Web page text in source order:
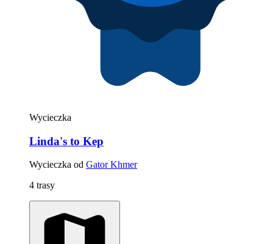
Wycieczka
Linda's to Kep
Wycieczka od Gator Khmer
4 trasy